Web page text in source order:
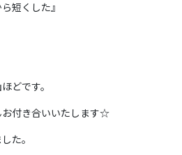
短くした』
どです。
お付き合いいたします☆
た。